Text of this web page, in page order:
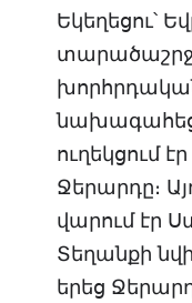
Եկեղեցու՝
նախագահեց
ուղեկցում
Ջերարդը։
վարում էր
Տեղանքի
երեց